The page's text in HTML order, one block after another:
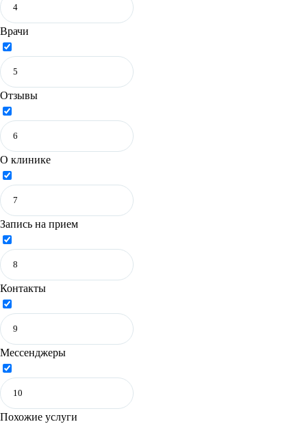
Врачи
Отзывы
О клинике
Запись на прием
Контакты
Мессенджеры
Похожие услуги